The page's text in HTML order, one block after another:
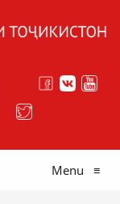
Menu ≡